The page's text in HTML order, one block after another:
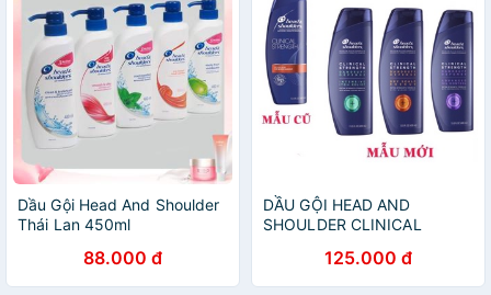
Dầu Gội Head And Shoulder
Thái Lan 450ml
88.000 đ
DẦU GỘI HEAD AND
SHOULDER CLINICAL
125.000 đ